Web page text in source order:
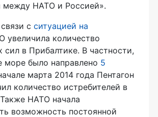
между НАТО и Россией».
с ситуацией на
увеличила количество
сил в Прибалтике. В частности,
море было направлено 5
марта 2014 года Пентагон
количество истребителей в
НАТО начала
возможность постоянной